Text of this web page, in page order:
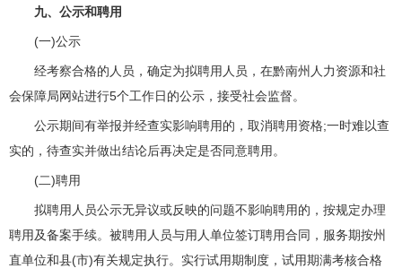
九、公示和聘用
(一)公示
经考察合格的人员，确定为拟聘用人员，在黔南州人力资源和社
会保障局网站进行5个工作日的公示，接受社会监督。
公示期间有举报并经查实影响聘用的，取消聘用资格;一时难以查
实的，待查实并做出结论后再决定是否同意聘用。
(二)聘用
拟聘用人员公示无异议或反映的问题不影响聘用的，按规定办理
聘用及备案手续。被聘用人员与用人单位签订聘用合同，服务期按州
直单位和县(市)有关规定执行。实行试用期制度，试用期满考核合格